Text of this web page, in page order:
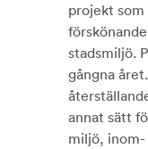
projekt
stadsmiljö.
gångna
annat sätt
miljö,